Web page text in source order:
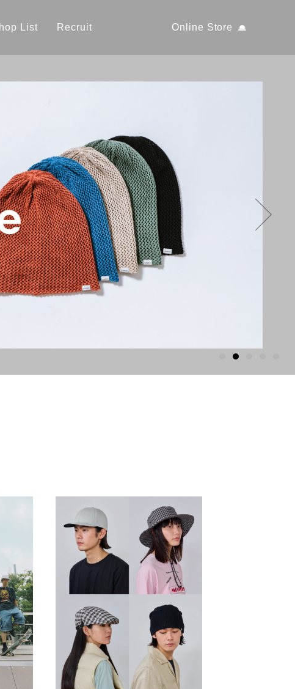
Online Store
List Recruit